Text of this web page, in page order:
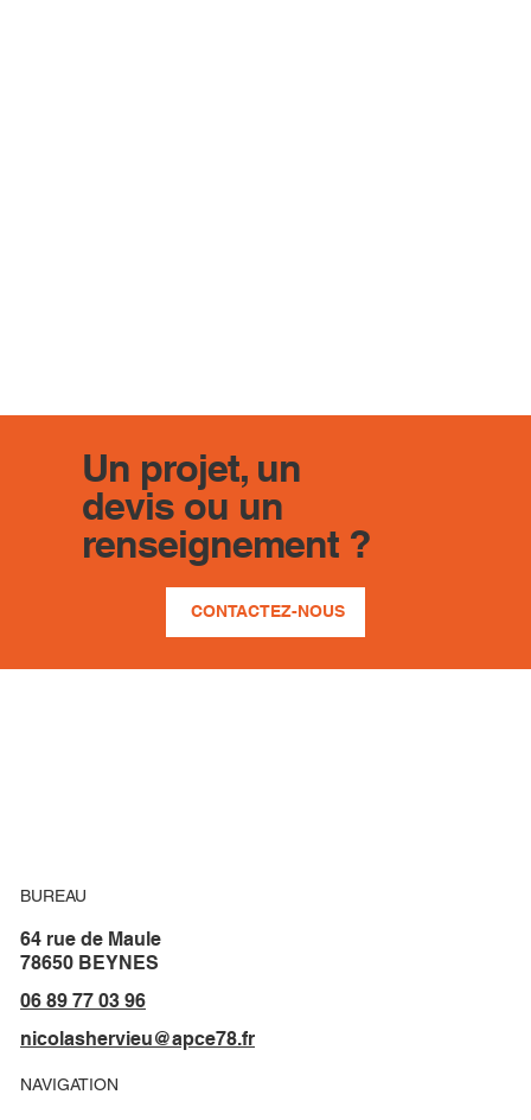
Un projet, un
devis ou un
renseignement ?
CONTACTEZ-NOUS
BUREAU
64 rue de Maule
78650 BEYNES
06 89 77 03 96
nicolashervieu@apce78.fr
NAVIGATION